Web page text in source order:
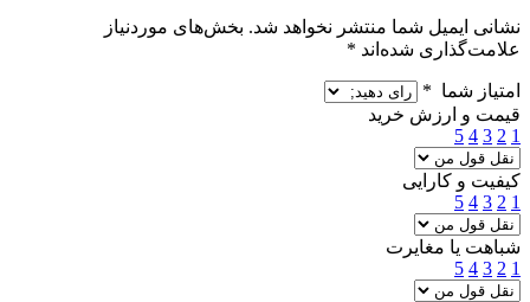
نشانی ایمیل شما منتشر نخواهد شد. بخش‌های موردنیاز
علامت‌گذاری شده‌اند *
امتیاز شما *
قیمت و ارزش خرید
1
2
3
4
5
کیفیت و کارایی
1
2
3
4
5
شباهت یا مغایرت
1
2
3
4
5